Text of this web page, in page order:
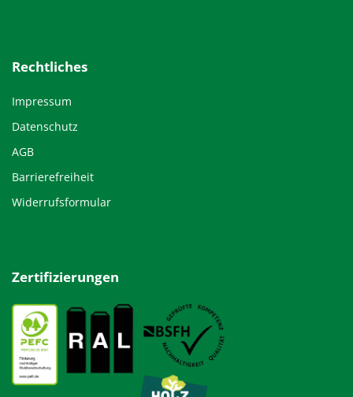
Rechtliches
Impressum
Datenschutz
AGB
Barrierefreiheit
Widerrufsformular
Zertifizierungen